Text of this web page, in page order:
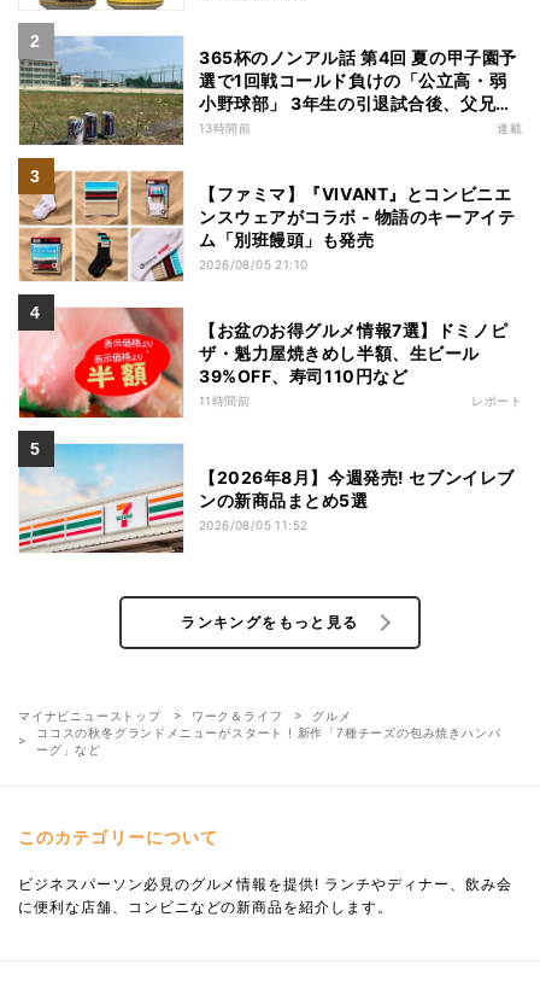
365杯のノンアル話 第4回 夏の甲子園予
選で1回戦コールド負けの「公立高・弱
小野球部」 3年生の引退試合後、父兄
が“現場”で取り出したのは……
13時間前 連載
【ファミマ】『VIVANT』とコンビニエ
ンスウェアがコラボ - 物語のキーアイテ
ム「別班饅頭」も発売
2026/08/05 21:10
【お盆のお得グルメ情報7選】ドミノピ
ザ・魁力屋焼きめし半額、生ビール
39%OFF、寿司110円など
11時間前 レポート
【2026年8月】今週発売! セブンイレブ
ンの新商品まとめ5選
2026/08/05 11:52
ランキングをもっと見る
マイナビニューストップ ワーク＆ライフ
グルメ
ココスの秋冬グランドメニューがスタート ! 新作「7種チーズの包み焼きハンバ
ーグ」など
このカテゴリーについて
ビジネスパーソン必見のグルメ情報を提供! ランチやディナー、飲み会
に便利な店舗、コンビニなどの新商品を紹介します。